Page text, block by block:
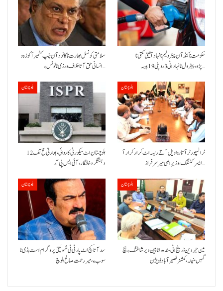
سلامتی کونسل بھارت نا کانود آن چَپ کشمیر آ کوزہ و
انسانی حق آتا خلاف ورزی نا نوٹس ءِ…
حکومت نا کنڈ آن پیٹرولیم نا نہاد آتیٹی کمتی نا
پڑو،پیٹرول نا نہاد اٹی 3 روپئی 19 پیسہ…
بلوچستان
بلوچستان اٹ سیکورٹی کاروائی، بھارتی مخ تف 12
دہشتگرد خلنگار،آئی ایس پی آر
بلوچستان
ٹرانسپورٹر آتا روا ویل آتے ریسہ اٹ کرار کرار آ
ایسر کننگک ،وزیرِ اعلیٰ میر سرفراز…
بلوچستان
سد آتا کچ اٹ پارٹی ٹی شمولیتی پروگرام است بڈی نا
سوب ءِ،میر رحمت صالح بلوچ
بلوچستان
مین حیردین ڈرینج اٹی سندھ انا پین دیر شاغنگ ءِ ہچ
گہس منپنہ،کمشنر نصیرآباد ڈویژن